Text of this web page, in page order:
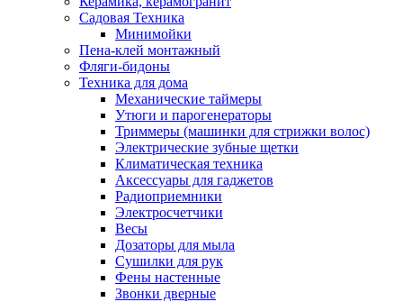
Садовая Техника
Минимойки
Пена-клей монтажный
Фляги-бидоны
Техника для дома
Механические таймеры
Утюги и парогенераторы
Триммеры (машинки для стрижки волос)
Электрические зубные щетки
Климатическая техника
Аксессуары для гаджетов
Радиоприемники
Электросчетчики
Весы
Дозаторы для мыла
Сушилки для рук
Фены настенные
Звонки дверные